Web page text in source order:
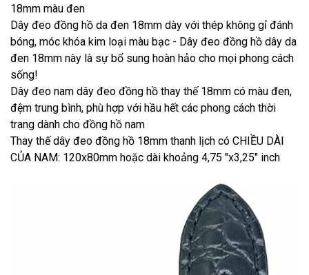
18mm màu đen
Dây đeo đồng hồ da đen 18mm dày với thép không gỉ đánh
bóng, móc khóa kim loại màu bạc - Dây đeo đồng hồ dây da
đen 18mm này là sự bổ sung hoàn hảo cho mọi phong cách
sống!
Dây đeo nam dây đeo đồng hồ thay thế 18mm có màu đen,
đệm trung bình, phù hợp với hầu hết các phong cách thời
trang dành cho đồng hồ nam
Thay thế dây đeo đồng hồ 18mm thanh lịch có CHIỀU DÀI
CỦA NAM: 120x80mm hoặc dài khoảng 4,75 "x3,25" inch